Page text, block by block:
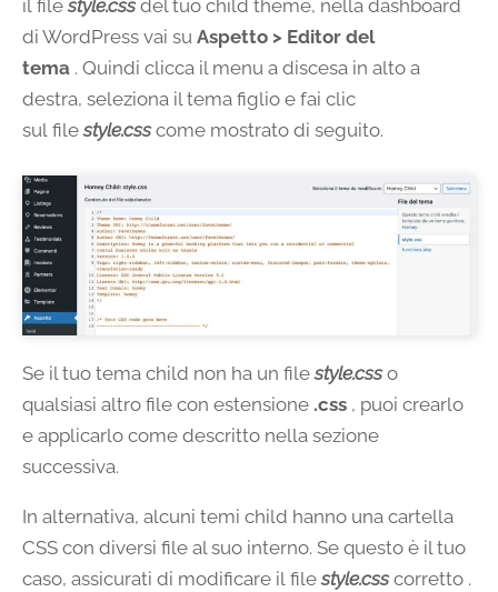
il filestyle.cssdel tuo child theme, nella dashboard
di WordPress vai su Aspetto > Editor del
tema . Quindi clicca il menu a discesa in alto a
destra, seleziona il tema figlio e fai clic
sul filestyle.csscome mostrato di seguito.
Se il tuo tema child non ha un filestyle.csso
qualsiasi altro file con estensione .css , puoi crearlo
e applicarlo come descritto nella sezione
successiva.
In alternativa, alcuni temi child hanno una cartella
CSS con diversi file al suo interno. Se questo è il tuo
caso, assicurati di modificare il filestyle.csscorretto .